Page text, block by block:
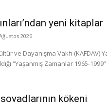
yeni kitaplar
2026
ve Dayanışma Vakfı
“Yaşanmış Zamanlar 1965-
kökeni